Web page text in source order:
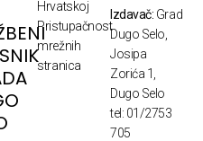
Hrvatskoj
Pristupačnost
mrežnih
stranica
Izdavač: Grad
Dugo Selo,
Josipa
Zorića 1,
Dugo Selo
tel: 01/2753
705